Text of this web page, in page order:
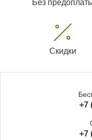
Без
Скидки
+7
+7